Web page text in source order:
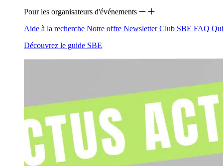
Pour les organisateurs d'événements
Aide à la recherche Notre offre NewsletterClub SBE FAQ
Découvrez le guide SBE